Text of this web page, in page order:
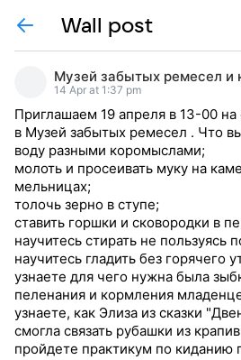
Wall post
14 Apr at 1:37 pm
Приглашаем 19 апреля в 13-00
в Музей забытых ремесел . Что
воду разными коромыслами;
молоть и просеивать муку на
мельницах;
толочь зерно в ступе;
ставить горшки и сковородки в
научитесь стирать не
научитесь гладить без горячего
узнаете для чего нужна была
пеленания и кормления
узнаете, как Элиза из сказки
смогла связать рубашки из
пройдете практикум по киданию